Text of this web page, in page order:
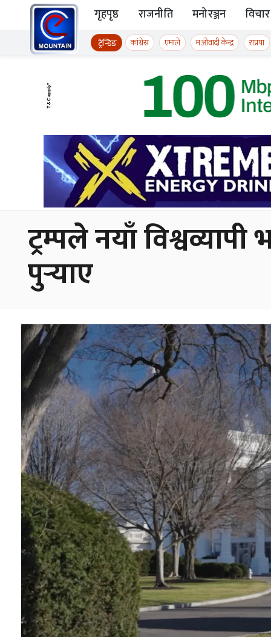
Skip to content
ईमाउण्टेन समाचार
गृहपृष्ठ राजनीति मनोरञ्जन विचार
ट्रेन्डिङ कांग्रेस एमाले मओवादी केन्द्र राप्रपा
ट्रम्पले नयाँ
पुर्‍याए